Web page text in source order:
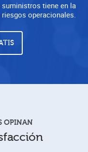
tiene en la
operacionales.
OPINAN